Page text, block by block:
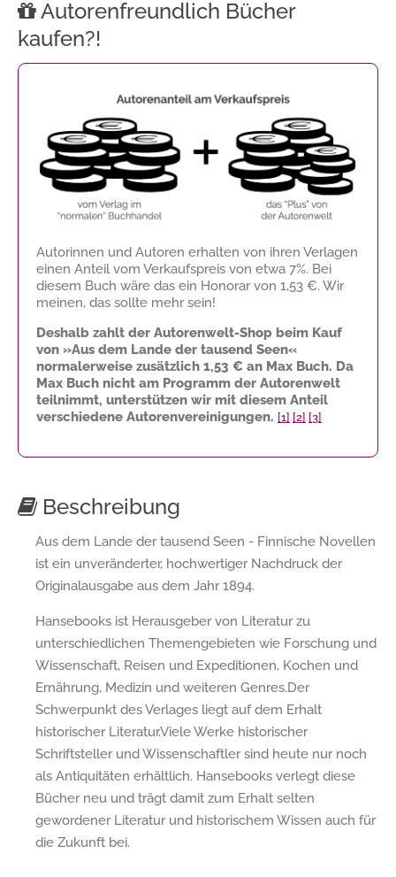
Autorenfreundlich Bücher
kaufen?!
Autorinnen und Autoren erhalten von ihren Verlagen
einen Anteil vom Verkaufspreis von etwa 7%. Bei
diesem Buch wäre das ein Honorar von 1,53 €. Wir
meinen, das sollte mehr sein!
Deshalb zahlt der Autorenwelt-Shop beim Kauf
von »Aus dem Lande der tausend Seen«
normalerweise zusätzlich 1,53 € an Max Buch. Da
Max Buch nicht am Programm der Autorenwelt
teilnimmt, unterstützen wir mit diesem Anteil
verschiedene Autorenvereinigungen. [1] [2] [3]
Beschreibung
Aus dem Lande der tausend Seen - Finnische Novellen
ist ein unveränderter, hochwertiger Nachdruck der
Originalausgabe aus dem Jahr 1894.
Hansebooks ist Herausgeber von Literatur zu
unterschiedlichen Themengebieten wie Forschung und
Wissenschaft, Reisen und Expeditionen, Kochen und
Ernährung, Medizin und weiteren Genres.Der
Schwerpunkt des Verlages liegt auf dem Erhalt
historischer Literatur.Viele Werke historischer
Schriftsteller und Wissenschaftler sind heute nur noch
als Antiquitäten erhältlich. Hansebooks verlegt diese
Bücher neu und trägt damit zum Erhalt selten
gewordener Literatur und historischem Wissen auch für
die Zukunft bei.